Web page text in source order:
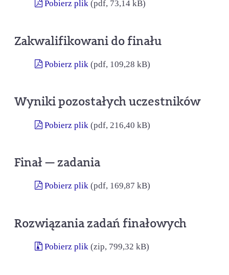
Pobierz plik (pdf, 73,14 kB)
Zakwalifikowani do finału
Pobierz plik (pdf, 109,28 kB)
Wyniki pozostałych uczestników
Pobierz plik (pdf, 216,40 kB)
Finał — zadania
Pobierz plik (pdf, 169,87 kB)
Rozwiązania zadań finałowych
Pobierz plik (zip, 799,32 kB)